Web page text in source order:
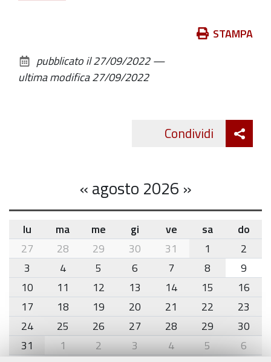
documento
STAMPA
pubblicato il27/09/2022—
ultima modifica27/09/2022
Condividi
«agosto 2026 »
month-
8
lu ma me gi ve sa
do
27
28 29 30 31 1
2
3
4 5 6 7 8
9
10
11 12 13 14 15
16
17
18 19 20 21 22
23
24
25 26 27 28 29
30
31
1 2 3 4 5 6